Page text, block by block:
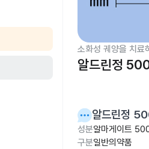
소화성 궤양을 치료
알드린정
알드린정
성분알마게이트
구분일반의약품